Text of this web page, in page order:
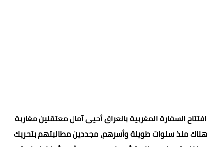
افتتاح السفارة المغربية بالعراق أحيى آمال معتقلين مغاربة
هناك منذ سنوات طويلة وأسرهم، مجددين مطالبتهم بتحريك